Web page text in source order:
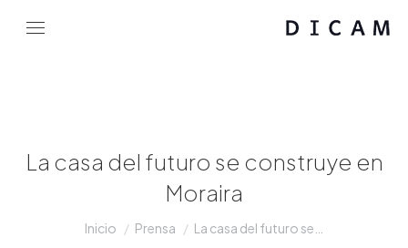
La casa del futuro se construye en
Moraira
Estás aquí:
Inicio Prensa La casa del futuro se…